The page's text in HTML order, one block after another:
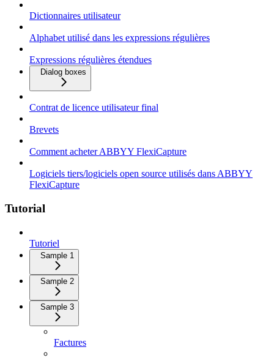
Dictionnaires utilisateur
Alphabet utilisé dans les expressions régulières
Expressions régulières étendues
Dialog boxes
Contrat de licence utilisateur final
Brevets
Comment acheter ABBYY FlexiCapture
Logiciels tiers/logiciels open source utilisés dans ABBYY
FlexiCapture
Tutorial
Tutoriel
Sample 1
Sample 2
Sample 3
Factures